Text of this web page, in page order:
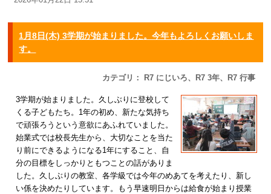
1月8日(木) 3学期が始まりました。今年もよろしくお願いしま
す。
カテゴリ： R7 にじいろ、R7 3年、R7 行事
3学期が始まりました。久しぶりに登校して
くる子どもたち。1年の初め、新たな気持ち
で頑張ろうという意欲にあふれていました。
始業式では校長先生から、大切なことを当た
り前にできるようになる1年にすること、自
分の目標をしっかりともつことの話がありま
した。久しぶりの教室、各学級では今年のめあてを考えたり、新し
い係を決めたりしています。もう早速明日からは給食が始まり授業